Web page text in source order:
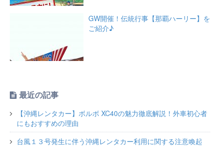
GW開催！伝統行事【那覇ハーリー】を
ご紹介♪
最近の記事
【沖縄レンタカー】ボルボ XC40の魅力徹底解説！外車初心者
にもおすすめの理由
台風１３号発生に伴う沖縄レンタカー利用に関する注意喚起